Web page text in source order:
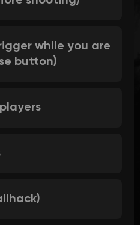
while you are
button)